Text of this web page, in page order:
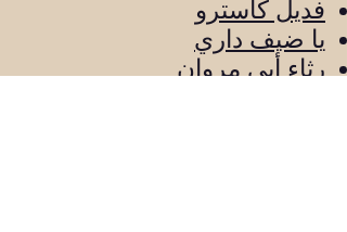
فديل كاسترو
يا ضيف داري
رثاء أبي مروان